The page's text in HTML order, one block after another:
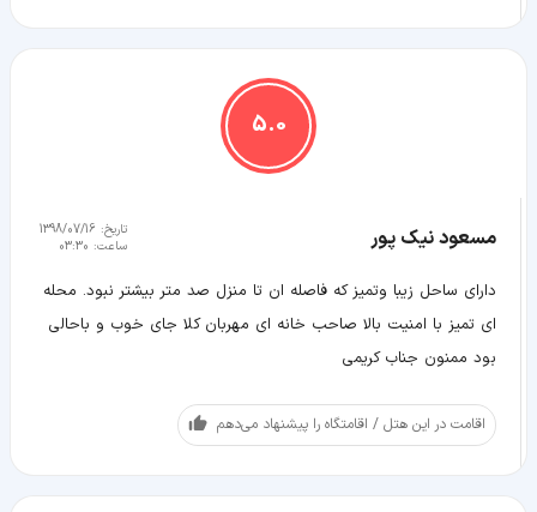
5.0
مسعود نیک پور تاریخ: 1398/07/16
ساعت: 03:30
دارای ساحل زیبا وتمیز که فاصله ان تا منزل صد متر بیشتر نبود. محله
ای تمیز با امنیت بالا صاحب خانه ای مهربان کلا جای خوب و باحالی
بود ممنون جناب کریمی
اقامت در این هتل / اقامتگاه را پیشنهاد می‌دهم